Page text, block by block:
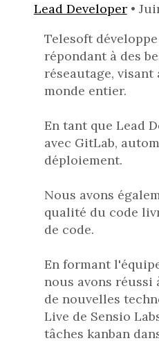
Lead Developer•
Telesoft
répondant à des
réseautage, visant
monde entier.
En tant que Lead
avec GitLab,
déploiement.
Nous avons
qualité du code
de code.
En formant
nous avons
de nouvelles
Live de Sensio
tâches kanban